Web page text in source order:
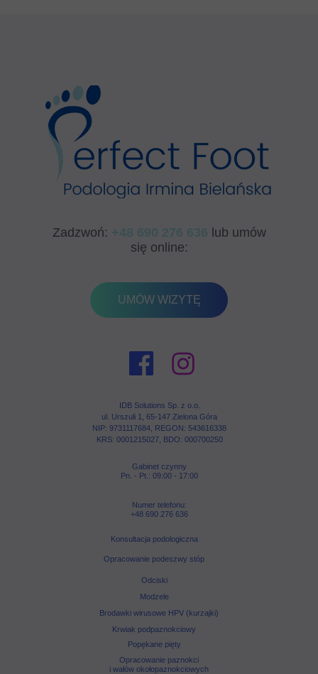
Numer telefonu:
+48 690 276 636
IDB Solutions Sp. z o.o.
ul. Urszuli 1, 65-147 Zielona Góra
NIP: 9731117684, REGON: 543616338
KRS: 0001215027, BDO: 000700250
Gabinet czynny
Pn. - Pt.: 09:00 - 17:00
Popękane pięty
Krwiak podpaznokciowy
Brodawki wirusowe HPV (kurzajki)
Modzele
Odciski
Opracowanie podeszwy stóp
Opracowanie paznokci
i wałów okołopaznokciowych
Konsultacja podologiczna
UMÓW WIZYTĘ
Zadzwoń: +48 690 276 636 lub umów
się online: